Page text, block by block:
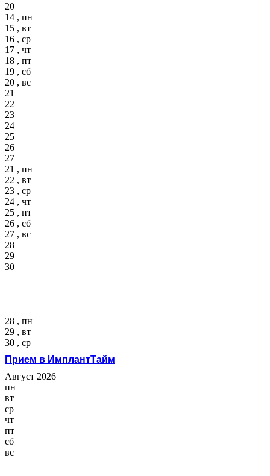
20
14 , пн
15 , вт
16 , ср
17 , чт
18 , пт
19 , сб
20 , вс
21
22
23
24
25
26
27
21 , пн
22 , вт
23 , ср
24 , чт
25 , пт
26 , сб
27 , вс
28
29
30
28 , пн
29 , вт
30 , ср
Прием в ИмплантТайм
Август 2026
пн
вт
ср
чт
пт
сб
вс